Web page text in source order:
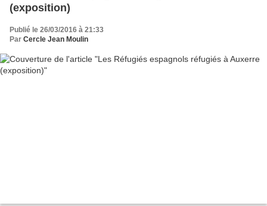
(exposition)
Publié le 26/03/2016 à 21:33
Par Cercle Jean Moulin